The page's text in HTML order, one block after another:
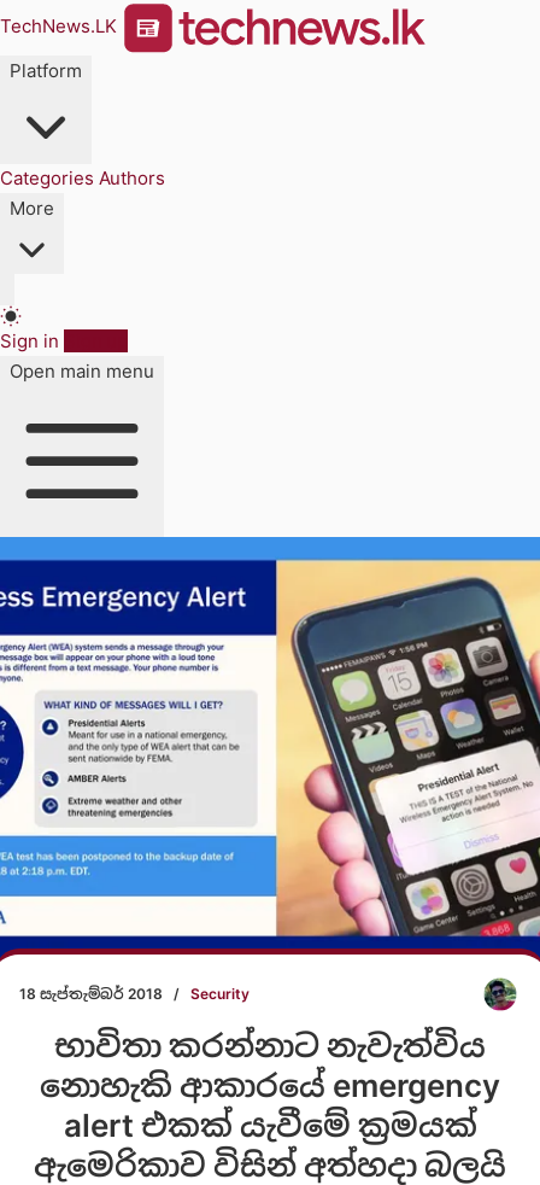
TechNews.LK
Platform
Categories Authors
More
Sign in
Open main menu
18 සැප්තැම්බර් 2018 / Security
භාවිතා කරන්නාට නැවැත්විය
නොහැකි ආකාරයේ emergency
alert එකක් යැවීමේ ක්‍රමයක්
ඇමෙරිකාව විසින් අත්හදා බලයි